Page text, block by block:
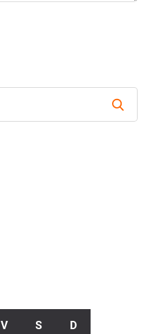
V S D